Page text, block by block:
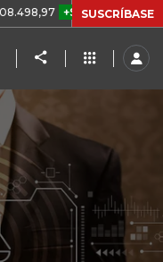
+$ 8.753,81 +2,19%
SUSCRÍBASE